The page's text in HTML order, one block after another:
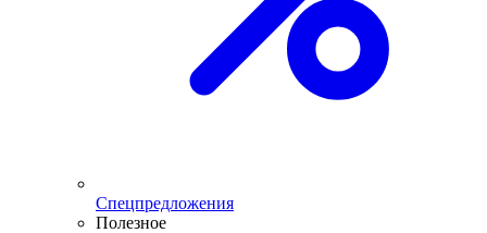
Спецпредложения
Полезное